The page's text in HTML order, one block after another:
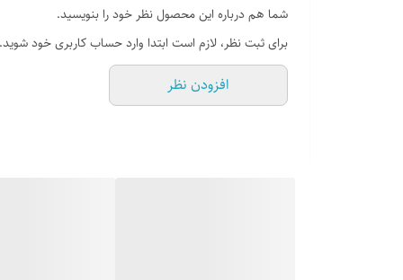
شما هم درباره این محصول نظر خود را بنویسید.
برای ثبت نظر، لازم است ابتدا وارد حساب کاربری خود شوید.
افزودن نظر